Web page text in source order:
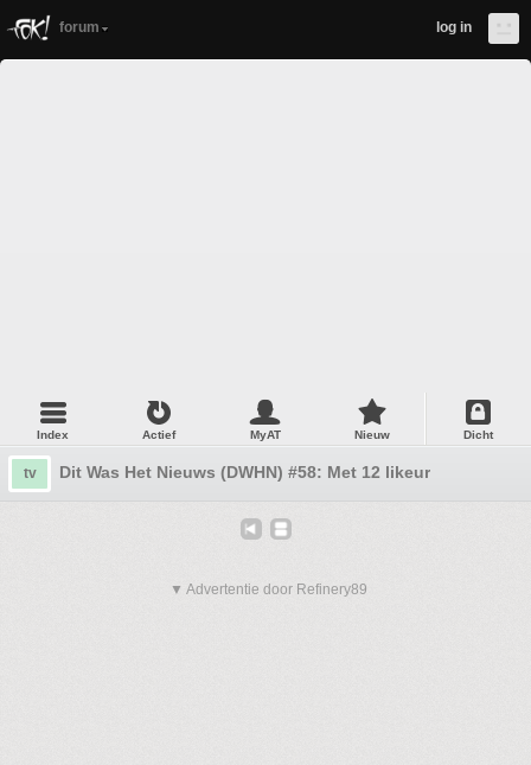
forum log in
Index Actief MyAT Nieuw Dicht
tv Dit Was Het Nieuws (DWHN) #58: Met 12 likeur
▼ Advertentie door Refinery89